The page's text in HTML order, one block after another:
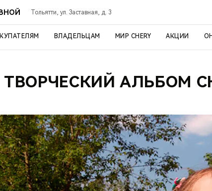
Тольятти, ул. Заставная, д. 3
ВЛАДЕЛЬЦАМ МИР CHERY АКЦИИ
ТВОРЧЕСКИЙ АЛЬБОМ